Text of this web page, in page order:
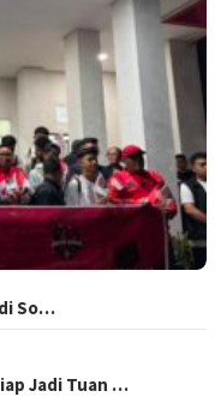
di So…
Jadi Tuan …